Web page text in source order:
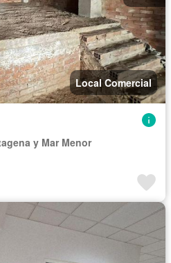
Local Comercial
y Mar Menor